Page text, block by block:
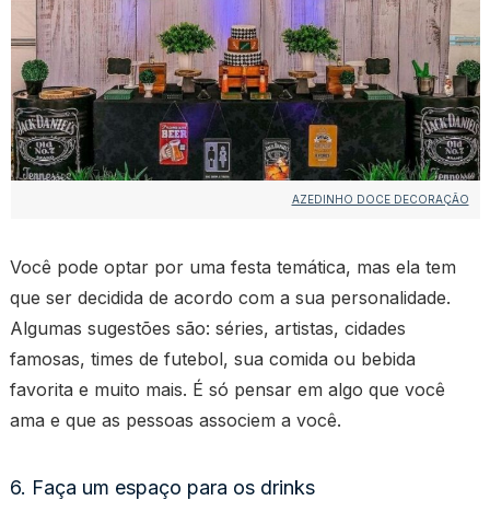
AZEDINHO DOCE DECORAÇÃO
Você pode optar por uma festa temática, mas ela tem
que ser decidida de acordo com a sua personalidade.
Algumas sugestões são: séries, artistas, cidades
famosas, times de futebol, sua comida ou bebida
favorita e muito mais. É só pensar em algo que você
ama e que as pessoas associem a você.
6. Faça um espaço para os drinks